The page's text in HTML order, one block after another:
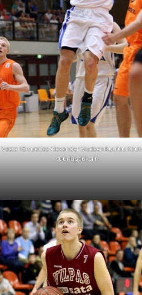
Vasta 18-vuotias Alexander Madsen kuuluu
suurlupauksiin.